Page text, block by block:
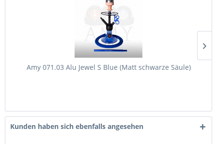
Amy 071.03 Alu Jewel S Blue (Matt schwarze Säule)
Kunden haben sich ebenfalls angesehen